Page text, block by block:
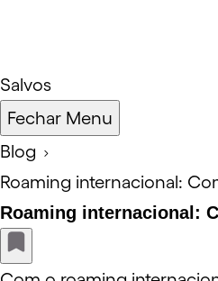
Salvos
Fechar Menu
Blog
Roaming internacional:
Roaming internacional: